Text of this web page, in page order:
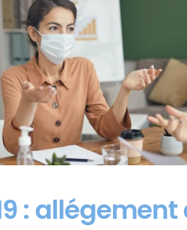
: allégement